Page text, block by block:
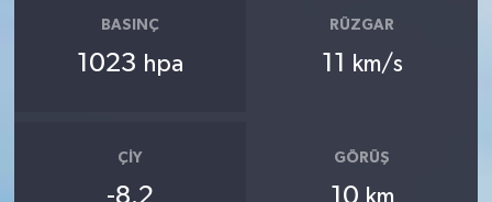
BASINÇ
1023 hpa
RÜZGAR
11 km/s
ÇIY
-8.2
GÖRÜŞ
10